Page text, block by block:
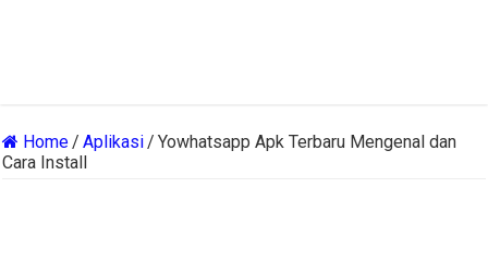
Home/ Aplikasi/ Yowhatsapp Apk Terbaru Mengenal dan
Cara Install